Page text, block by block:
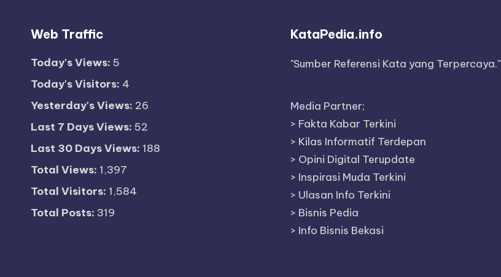
Web Traffic
Today's Views: 5
Today's Visitors: 4
Yesterday's Views: 26
Last 7 Days Views: 52
Last 30 Days Views: 188
Total Views: 1,397
Total Visitors: 1,584
Total Posts: 319
KataPedia.info
"Sumber Referensi Kata yang Terpercaya."
Media Partner;
> Fakta Kabar Terkini
> Kilas Informatif Terdepan
> Opini Digital Terupdate
> Inspirasi Muda Terkini
> Ulasan Info Terkini
> Bisnis Pedia
> Info Bisnis Bekasi